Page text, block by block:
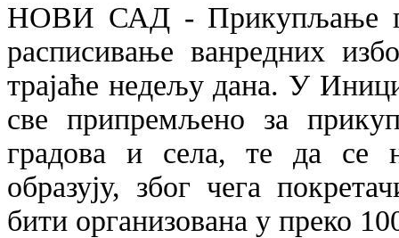
НОВИ САД - Прикупљање
расписивање ванредних
трајаће недељу дана. У
све припремљено за
градова и села, те да се
образују, због чега
бити организована у преко